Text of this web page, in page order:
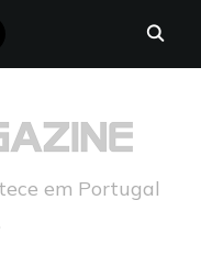
em Portugal